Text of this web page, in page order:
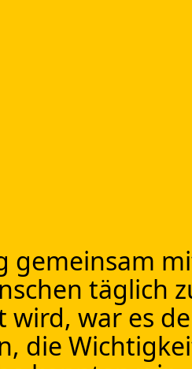
gemeinsam
täglich
wird, war es
die